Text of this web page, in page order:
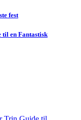
fest
til en Fantastisk